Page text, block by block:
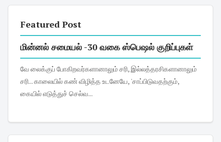
Featured Post
மின்னல் சமையல் -30 வகை ஸ்பெஷல் குறிப்புகள்
வே லைக்குப் போகிறவர்களானாலும் சரி, இல்லத்தரசிகளானாலும்
சரி... காலையில் கண் விழித்த உடனேயே, 'சாப்பிடுவதற்கும்,
கையில் எடுத்துச் செல்வ...